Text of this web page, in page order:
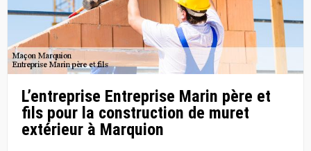
L’entreprise Entreprise Marin père et
fils pour la construction de muret
extérieur à Marquion